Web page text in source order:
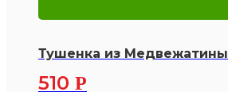
Тушенка из Медвежатины
510 Р